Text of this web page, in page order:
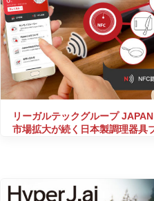
リーガルテックグループ
市場拡大が続く日本製調理器具